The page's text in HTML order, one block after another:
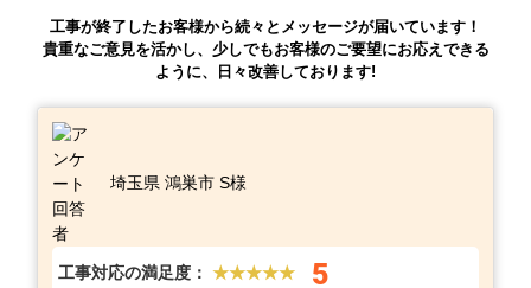
工事が終了したお客様から続々とメッセージが届いています！
貴重なご意見を活かし、少しでもお客様のご要望にお応えできる
ように、日々改善しております!
埼玉県 鴻巣市 S様
工事対応の満足度： ★★★★★ 5